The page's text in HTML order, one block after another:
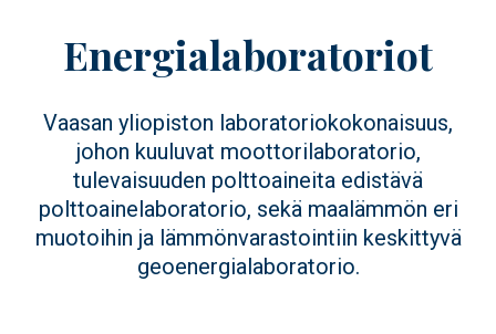
Energialaboratoriot
Vaasan yliopiston laboratoriokokonaisuus,
johon kuuluvat moottorilaboratorio,
tulevaisuuden polttoaineita edistävä
polttoainelaboratorio, sekä maalämmön eri
muotoihin ja lämmönvarastointiin keskittyvä
geoenergialaboratorio.